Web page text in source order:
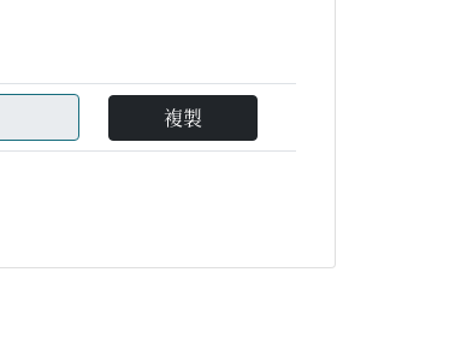
複製